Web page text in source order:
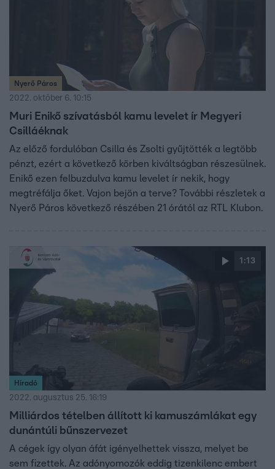
Nyerő Páros
2022. október 6. 10:15
Muri Enikő szívatásból kamu levelet ír Megyeri
Csilláéknak
Az előző fordulóban Csilla és Zsolti gyűjtötték a legtöbb
pénzt, ezért a következő körben kiváltságban részesülnek.
Enikő ezen felbuzdulva kamu levelet ír nekik, hogy
megtréfálja őket. Vajon bejön a terve? További részletek a
Nyerő Páros következő részében 21 órától az RTL Klubon.
1:13
Híradó
2022. augusztus 25. 16:19
Milliárdos tételben állított ki kamuszámlákat egy
dunántúli bűnszervezet
A cégek így olyan áfát igényelhettek vissza, melyet be
sem fizettek. Az adónyomozók eddig tizenkilenc embert